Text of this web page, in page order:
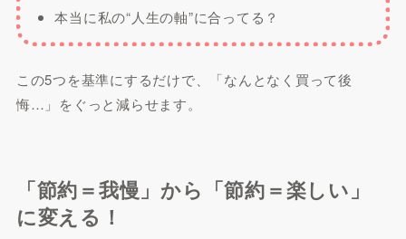
本当に私の“人生の軸”に合ってる？
この5つを基準にするだけで、「なんとなく買って後
悔…」をぐっと減らせます。
「節約＝我慢」から「節約＝楽しい」
に変える！